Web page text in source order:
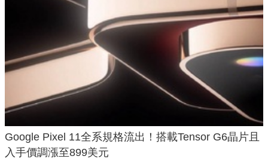
Google Pixel 11全系規格流出！搭載Tensor G6晶片且
入手價調漲至899美元